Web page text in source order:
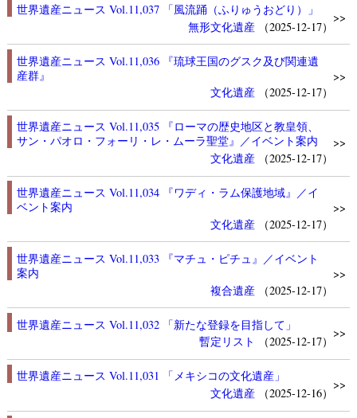
世界遺産ニュース Vol.11,037 「風流踊（ふりゅうおどり）」
無形文化遺産
（2025-12-17）
>>
世界遺産ニュース Vol.11,036 『琉球王国のグスク及び関連遺
産群』
文化遺産
（2025-12-17）
>>
世界遺産ニュース Vol.11,035 『ローマの歴史地区と教皇領、
サン・パオロ・フォーリ・レ・ムーラ聖堂』／イベント案内
文化遺産
（2025-12-17）
>>
世界遺産ニュース Vol.11,034 『ワディ・ラム保護地域』／イ
ベント案内
文化遺産
（2025-12-17）
>>
世界遺産ニュース Vol.11,033 『マチュ・ピチュ』／イベント
案内
複合遺産
（2025-12-17）
>>
世界遺産ニュース Vol.11,032 「新たな登録を目指して」
暫定リスト
（2025-12-17）
>>
世界遺産ニュース Vol.11,031 「メキシコの文化遺産」
文化遺産
（2025-12-16）
>>